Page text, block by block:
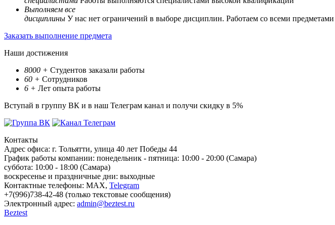
Выполняем все
дисциплины У нас нет ограничений в выборе дисциплин. Работаем со всеми
Заказать выполнение предмета
Наши достижения
8000 + Студентов заказали работы
60 + Сотрудников
6 + Лет опыта работы
Вступай в группу ВК и в наш Телеграм канал и получи скидку в 5%
Контакты
Адрес офиса: г. Тольятти, улица 40 лет Победы 44
График работы компании: понедельник - пятница: 10:00 - 20:00 (Самара)
суббота: 10:00 - 18:00 (Самара)
воскресенье и праздничные дни: выходные
Контактные телефоны: МАХ, Telegram
+7(996)738-42-48 (только текстовые сообщения)
Электронный адрес: admin@beztest.ru
Beztest